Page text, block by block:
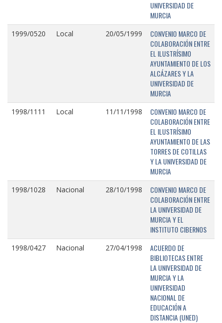
UNIVERSIDAD DE
MURCIA
1999/0520 Local 20/05/1999
CONVENIO MARCO DE
COLABORACIÓN ENTRE
EL ILUSTRÍSIMO
AYUNTAMIENTO DE LOS
ALCÁZARES Y LA
UNIVERSIDAD DE
MURCIA
1998/1111 Local 11/11/1998
CONVENIO MARCO DE
COLABORACIÓN ENTRE
EL ILUSTRÍSIMO
AYUNTAMIENTO DE LAS
TORRES DE COTILLAS
Y LA UNIVERSIDAD DE
MURCIA
1998/1028 Nacional 28/10/1998
CONVENIO MARCO DE
COLABORACIÓN ENTRE
LA UNIVERSIDAD DE
MURCIA Y EL
INSTITUTO CIBERNOS
1998/0427 Nacional 27/04/1998
ACUERDO DE
BIBLIOTECAS ENTRE
LA UNIVERSIDAD DE
MURCIA Y LA
UNIVERSIDAD
NACIONAL DE
EDUCACIÓN A
DISTANCIA (UNED)